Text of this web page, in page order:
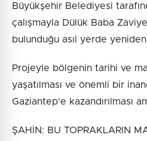
Büyükşehir Belediyesi
çalışmayla Dülük Baba
bulunduğu asıl yerde
Projeyle bölgenin tarihi ve
yaşatılması ve önemli bir
Gaziantep’e kazandırılması
ŞAHİN: BU TOPRAKLARIN